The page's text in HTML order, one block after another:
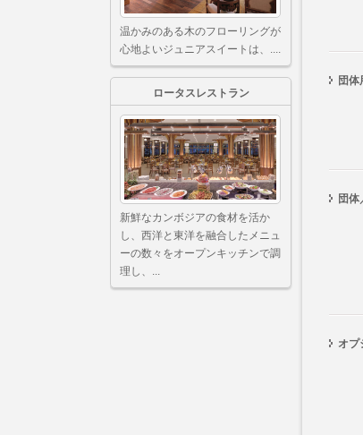
温かみのある木のフローリングが
心地よいジュニアスイートは、....
ロータスレストラン
新鮮なカンボジアの食材を活か
し、西洋と東洋を融合したメニュ
ーの数々をオープンキッチンで調
理し、...
団体
団体
オプ